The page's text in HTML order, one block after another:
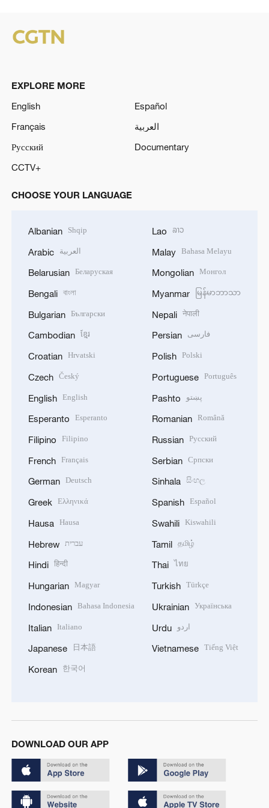
EXPLORE MORE
English
Español
Français
العربية
Русский
Documentary
CCTV+
CHOOSE YOUR LANGUAGE
Albanian Shqip
Arabic العربية
Belarusian Беларуская
Bengali বাংলা
Bulgarian Български
Cambodian ខ្មែរ
Croatian Hrvatski
Czech Český
English English
Esperanto Esperanto
Filipino Filipino
French Français
German Deutsch
Greek Ελληνικά
Hausa Hausa
Hebrew עברית
Hindi हिन्दी
Hungarian Magyar
Indonesian Bahasa Indonesia
Italian Italiano
Japanese 日本語
Korean 한국어
Lao ລາວ
Malay Bahasa Melayu
Mongolian Монгол
Myanmar မြန်မာဘာသာ
Nepali नेपाली
Persian فارسی
Polish Polski
Portuguese Português
Pashto پښتو
Romanian Română
Russian Русский
Serbian Српски
Sinhala සිංහල
Spanish Español
Swahili Kiswahili
Tamil தமிழ்
Thai ไทย
Turkish Türkçe
Ukrainian Українська
Urdu اردو
Vietnamese Tiếng Việt
DOWNLOAD OUR APP